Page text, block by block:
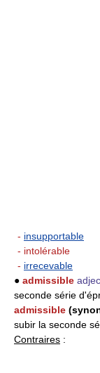
- insupportable
- intolérable
- irrecevable
● admissible
seconde série
admissible
subir la seconde
Contraires :